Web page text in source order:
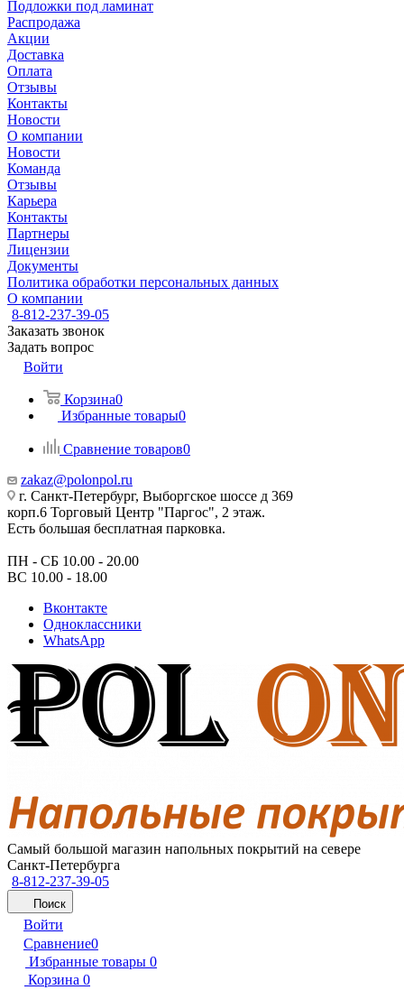
Подложки под ламинат
Распродажа
Акции
Доставка
Оплата
Отзывы
Контакты
Новости
О компании
Новости
Команда
Отзывы
Карьера
Контакты
Партнеры
Лицензии
Документы
Политика обработки персональных данных
О компании
8-812-237-39-05
Заказать звонок
Задать вопрос
Войти
Корзина0
Избранные товары0
Сравнение товаров0
zakaz@polonpol.ru
г. Санкт-Петербург, Выборгское шоссе д 369
корп.6 Торговый Центр "Паргос", 2 этаж.
Есть большая бесплатная парковка.
ПН - СБ 10.00 - 20.00
ВС 10.00 - 18.00
Вконтакте
Одноклассники
WhatsApp
Самый большой магазин напольных покрытий на севере
Санкт-Петербурга
8-812-237-39-05
Поиск
Войти
Сравнение0
Избранные товары 0
Корзина 0